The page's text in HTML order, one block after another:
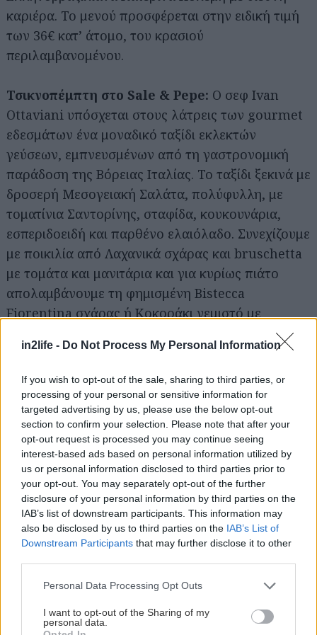
in2life - Do Not Process My Personal Information
If you wish to opt-out of the sale, sharing to third parties, or
processing of your personal or sensitive information for
targeted advertising by us, please use the below opt-out
section to confirm your selection. Please note that after your
opt-out request is processed you may continue seeing
interest-based ads based on personal information utilized by
us or personal information disclosed to third parties prior to
your opt-out. You may separately opt-out of the further
disclosure of your personal information by third parties on the
IAB’s list of downstream participants. This information may
also be disclosed by us to third parties on the IAB’s List of
Downstream Participants that may further disclose it to other
Please note that this website/app uses one or more Google
not limited to your visit or usage behaviour. You may click to
grant or deny consent to Google and its third-party tags to
Personal Data Processing Opt Outs
I want to opt-out of the Sharing of my
personal data.
καριέρα. Το μενού προσφέρεται στην ειδική τιμή
των 36€ κατ’ άτομο, του κρασιού
περιλαμβανομένου.
Τσικνοπέμπτη στο Sale & Pepe: Ο σεφ Ivan
Ottaviani υπόσχεται στους λάτρεις των gourmet
εδεσμάτων ένα μοναδικό ταξίδι εκλεκτών
γεύσεων, εμπνευσμένων από τη γαστρονομική
παράδοση της Βόρειας Ιταλίας. Το ταξίδι ξεκινά με
δροσερή Μεσογειακή Σαλάτα, πολύφυλλη, με
τοματίνια Σαντορίνης, σταφίδα, κουκουνάρια,
εσπεριδοειδή και παρθένο ελαιόλαδο. Συνεχίζουμε
με ποικιλία από Λαχανικά σχάρας και bruschetta
με τομάτα και μανιτάρια και για κυρίως πιάτο
απολαμβάνουμε τη φημισμένη Bistecca
Fiorentina σχάρας ή Κοκοράκι γεμιστό με
αρωματισμένες με δενδρολίβανο. Φυσικά ένα
τέτοιο γεύμα δεν μπορεί παρά να ολοκληρώνεται
με ένα λαχταριστό επιδόρπιο! Επιλέγουμε
ανάμεσα σε Semifreddo λεμονιού με σάλτσα
εσπεριδοειδών ή Σορμπέ φράουλας με σαλάτα
από φράουλες. Το δείπνο συνοδεύεται από ένα
μπουκάλι κρασί ανά δύο άτομα, με επιλογή
μεταξύ Cabernet Αγιωργίτικου Σκούρας ή Chianti
Classico Castello di Quercetο. Η τιμή του μενού
είναι 35€ κατ’ άτομο.
Αναζήτηση
για...